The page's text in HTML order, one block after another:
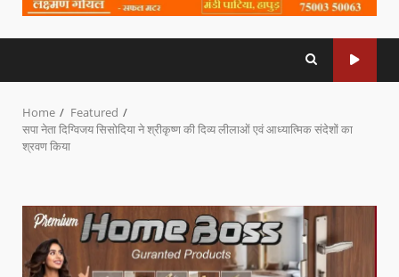
Home
Featured
सपा नेता दिग्विजय सिसोदिया ने श्रीकृष्ण की दिव्य लीलाओं एवं आध्यात्मिक संदेशों का
श्रवण किया